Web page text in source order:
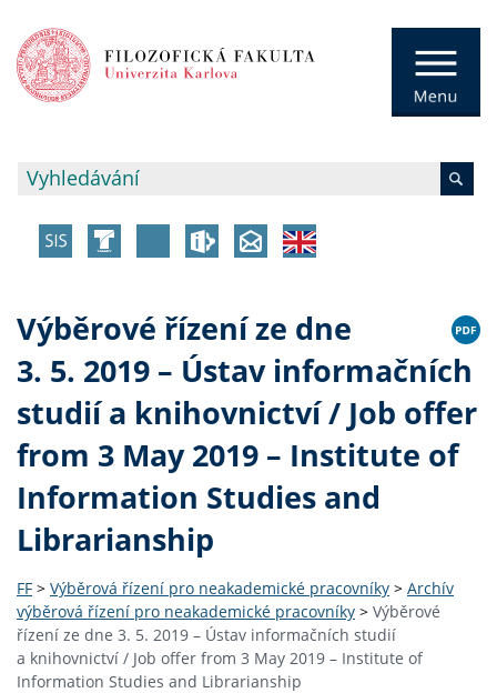
Výběrové řízení ze dne
3. 5. 2019 – Ústav informačních
studií a knihovnictví / Job offer
from 3 May 2019 – Institute of
Information Studies and
Librarianship
FF > Výběrová řízení pro neakademické pracovníky > Archív
výběrová řízení pro neakademické pracovníky > Výběrové
řízení ze dne 3. 5. 2019 – Ústav informačních studií
a knihovnictví / Job offer from 3 May 2019 – Institute of
Information Studies and Librarianship